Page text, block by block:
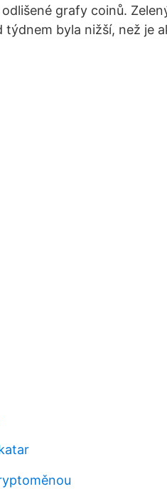
grafy coinů.
byla nižší, než je